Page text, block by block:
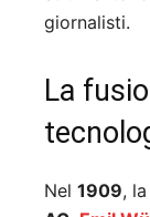
giornalisti.
La
Nel 1909,